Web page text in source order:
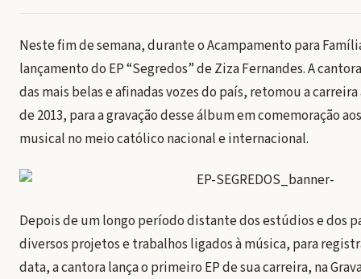
Neste fim de semana, durante o Acampamento para
lançamento do EP “Segredos” de Ziza Fernandes. A
das mais belas e afinadas vozes do país, retomou a
de 2013, para a gravação desse álbum em comemoração
musical no meio católico nacional e internacional.
Depois de um longo período distante dos estúdios e dos
diversos projetos e trabalhos ligados à música, para
data, a cantora lança o primeiro EP de sua carreira, na